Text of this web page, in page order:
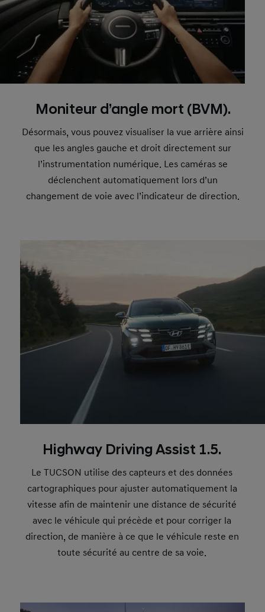
Moniteur d’angle mort (BVM).
Désormais, vous pouvez visualiser la vue arrière ainsi
que les angles gauche et droit directement sur
l’instrumentation numérique. Les caméras se
déclenchent automatiquement lors d’un
changement de voie avec l’indicateur de direction.
Highway Driving Assist 1.5.
Le TUCSON utilise des capteurs et des données
cartographiques pour ajuster automatiquement la
vitesse afin de maintenir une distance de sécurité
avec le véhicule qui précède et pour corriger la
direction, de manière à ce que le véhicule reste en
toute sécurité au centre de sa voie.